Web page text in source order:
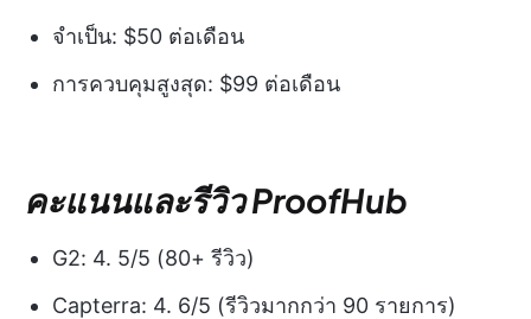
จำเป็น: $50 ต่อเดือน
การควบคุมสูงสุด: $99 ต่อเดือน
คะแนนและรีวิว ProofHub
G2: 4. 5/5 (80+ รีวิว)
Capterra: 4. 6/5 (รีวิวมากกว่า 90 รายการ)